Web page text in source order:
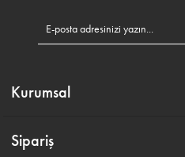
Kurumsal
Sipariş